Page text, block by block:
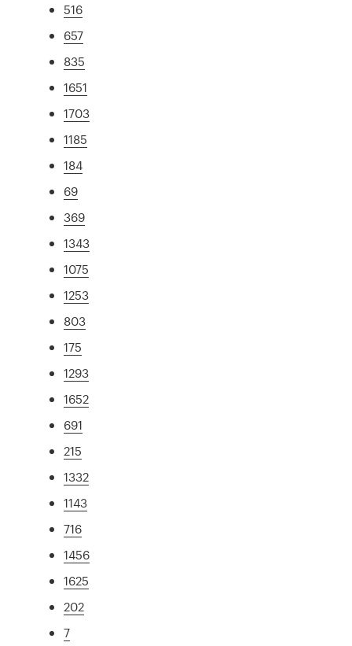
516
657
835
1651
1703
1185
184
69
369
1343
1075
1253
803
175
1293
1652
691
215
1332
1143
716
1456
1625
202
7